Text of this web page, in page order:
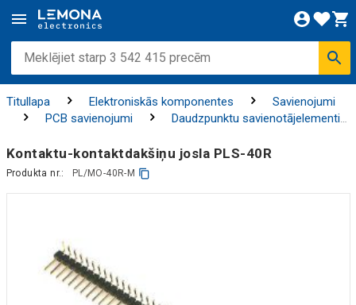
Titullapa Elektroniskās komponentes
Savienojumi
PCB savienojumi
Daudzpunktu savienotājelementi
Kontaktu-kontaktdakšiņu josla PLS-40R
Produkta nr.: PL/MO-40R-M